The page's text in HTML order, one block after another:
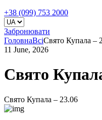
+38 (099) 753 2000
Забронювати
ГоловнаВсіСвято Купала –
11 June, 2026
Свято
Свято Купала – 23.06